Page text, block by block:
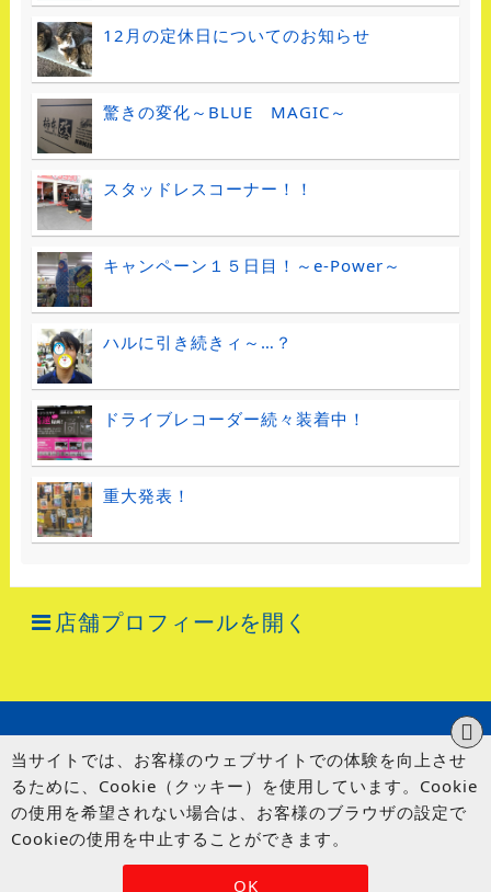
12月の定休日についてのお知らせ
驚きの変化～BLUE MAGIC～
スタッドレスコーナー！！
キャンペーン１５日目！～e-Power～
ハルに引き続きィ～…？
ドライブレコーダー続々装着中！
重大発表！
店舗プロフィールを開く
© UP GARAGE GROUP Co., Ltd.
OK
当サイトでは、お客様のウェブサイトでの体験を向上させ
るために、Cookie（クッキー）を使用しています。Cookie
の使用を希望されない場合は、お客様のブラウザの設定で
Cookieの使用を中止することができます。